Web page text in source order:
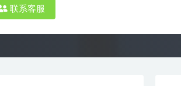
联系客服